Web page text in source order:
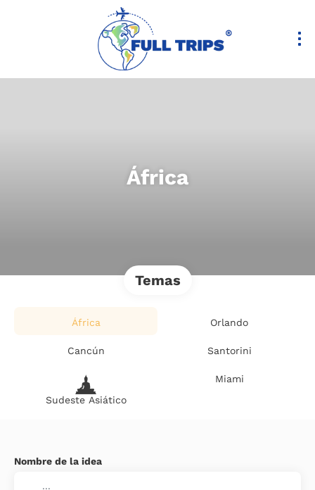
África
Temas
África Orlando
Cancún Santorini
Sudeste Asiático
Miami
Nombre de la idea